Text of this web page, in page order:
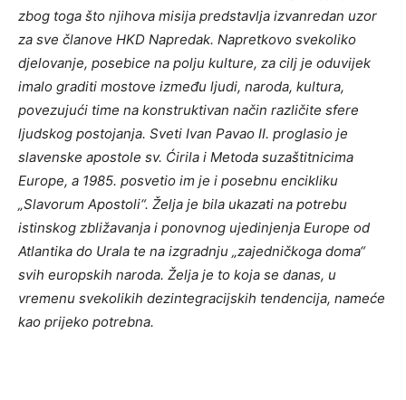
zbog toga što njihova misija predstavlja izvanredan uzor
za sve članove HKD Napredak. Napretkovo svekoliko
djelovanje, posebice na polju kulture, za cilj je oduvijek
imalo graditi mostove između ljudi, naroda, kultura,
povezujući time na konstruktivan način različite sfere
ljudskog postojanja. Sveti Ivan Pavao II. proglasio je
slavenske apostole sv. Ćirila i Metoda suzaštitnicima
Europe, a 1985. posvetio im je i posebnu encikliku
„Slavorum Apostoli“. Želja je bila ukazati na potrebu
istinskog zbližavanja i ponovnog ujedinjenja Europe od
Atlantika do Urala te na izgradnju „zajedničkoga doma“
svih europskih naroda. Želja je to koja se danas, u
vremenu svekolikih dezintegracijskih tendencija, nameće
kao prijeko potrebna.